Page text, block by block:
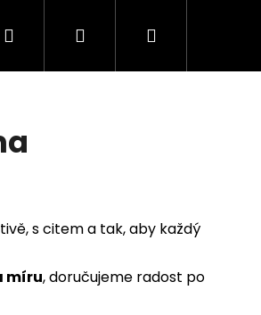
dárkové poukazy?
Hledat PřihlášeníNákupní
s citem a tak, aby každý
míru, doručujeme radost po